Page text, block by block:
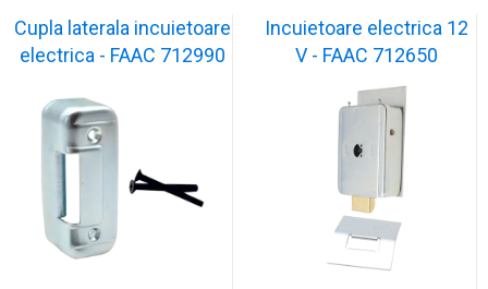
Cupla laterala incuietoare
electrica - FAAC 712990
Incuietoare electrica 12
V - FAAC 712650